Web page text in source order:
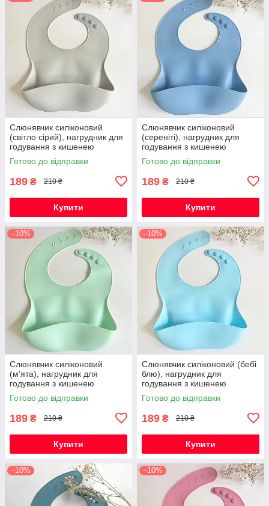
Слюнявчик силіконовий
(світло сірий), нагрудник для
годування з кишенею
Готово до відправки
189 ₴ 210 ₴
Купити
Слюнявчик силіконовий
(сереніті), нагрудник для
годування з кишенею
Готово до відправки
189 ₴ 210 ₴
Купити
–10%
Слюнявчик силіконовий
(м'ята), нагрудник для
годування з кишенею
Готово до відправки
189 ₴ 210 ₴
Купити
–10%
Слюнявчик силіконовий (бебі
блю), нагрудник для
годування з кишенею
Готово до відправки
189 ₴ 210 ₴
Купити
–10% –10%